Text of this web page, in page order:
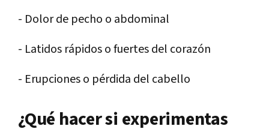
- Dolor de pecho o abdominal
- Latidos rápidos o fuertes del corazón
- Erupciones o pérdida del cabello
¿Qué hacer si experimentas